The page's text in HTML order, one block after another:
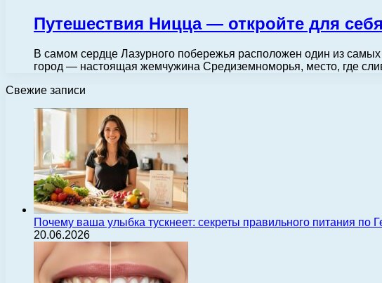
Путешествия Ницца — откройте для
В самом сердце Лазурного побережья расположен один из
город — настоящая жемчужина Средиземноморья, место, где
Свежие записи
Почему ваша улыбка тускнеет: секреты правильного питания по
20.06.2026